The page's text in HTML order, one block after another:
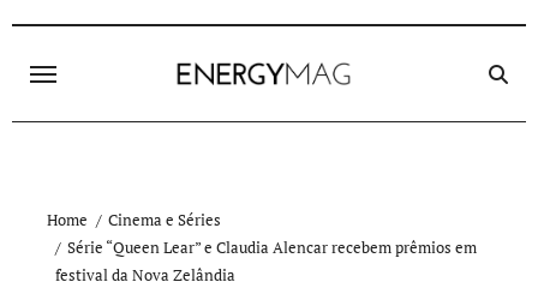
content
Home
Cinema e Séries
Série “Queen Lear” e Claudia Alencar recebem prêmios em
festival da Nova Zelândia